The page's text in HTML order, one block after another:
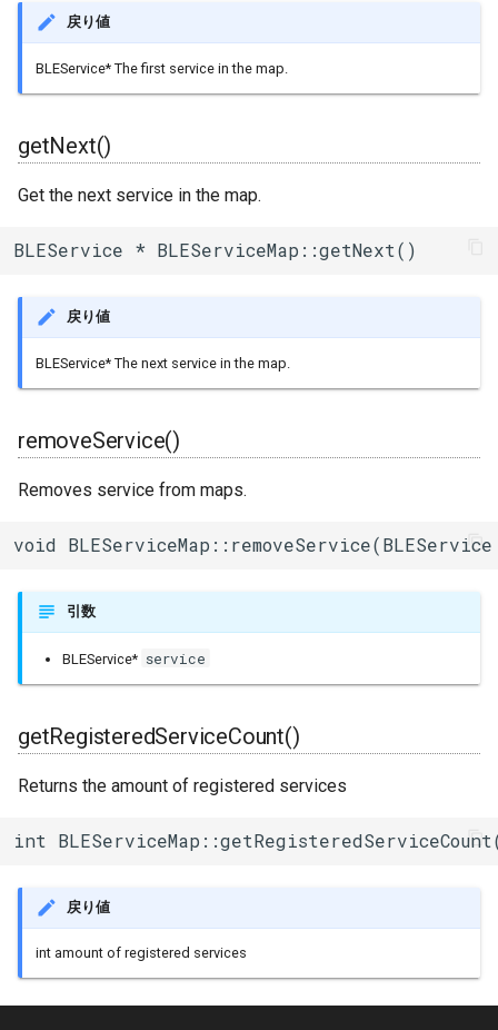
戻り値
BLEService* The first service in the map.
getNext()
Get the next service in the map.
BLEService * BLEServiceMap::getNext()
戻り値
BLEService* The next service in the map.
removeService()
Removes service from maps.
void
引数
BLEService* service
getRegisteredServiceCount()
Returns the amount of registered services
int
戻り値
int amount of registered services